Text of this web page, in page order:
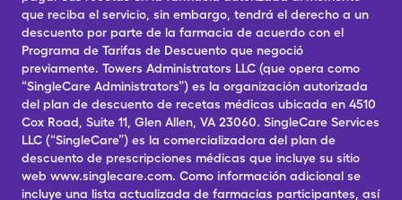
que reciba el servicio, sin embargo, tendrá el derecho a un
descuento por parte de la farmacia de acuerdo con el
Programa de Tarifas de Descuento que negoció
previamente. Towers Administrators LLC (que opera como
“SingleCare Administrators”) es la organización autorizada
del plan de descuento de recetas médicas ubicada en 4510
Cox Road, Suite 11, Glen Allen, VA 23060. SingleCare Services
LLC (“SingleCare”) es la comercializadora del plan de
descuento de prescripciones médicas que incluye su sitio
web www.singlecare.com. Como información adicional se
incluye una lista actualizada de farmacias participantes, así